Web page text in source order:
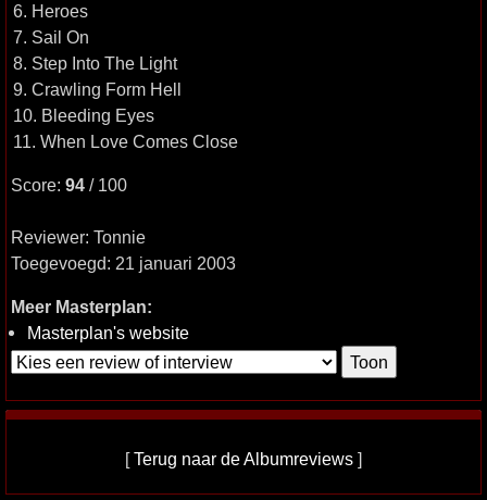
6. Heroes
7. Sail On
8. Step Into The Light
9. Crawling Form Hell
10. Bleeding Eyes
11. When Love Comes Close
Score: 94 / 100
Reviewer: Tonnie
Toegevoegd: 21 januari 2003
Meer Masterplan:
Masterplan's website
[Terug naar de Albumreviews ]